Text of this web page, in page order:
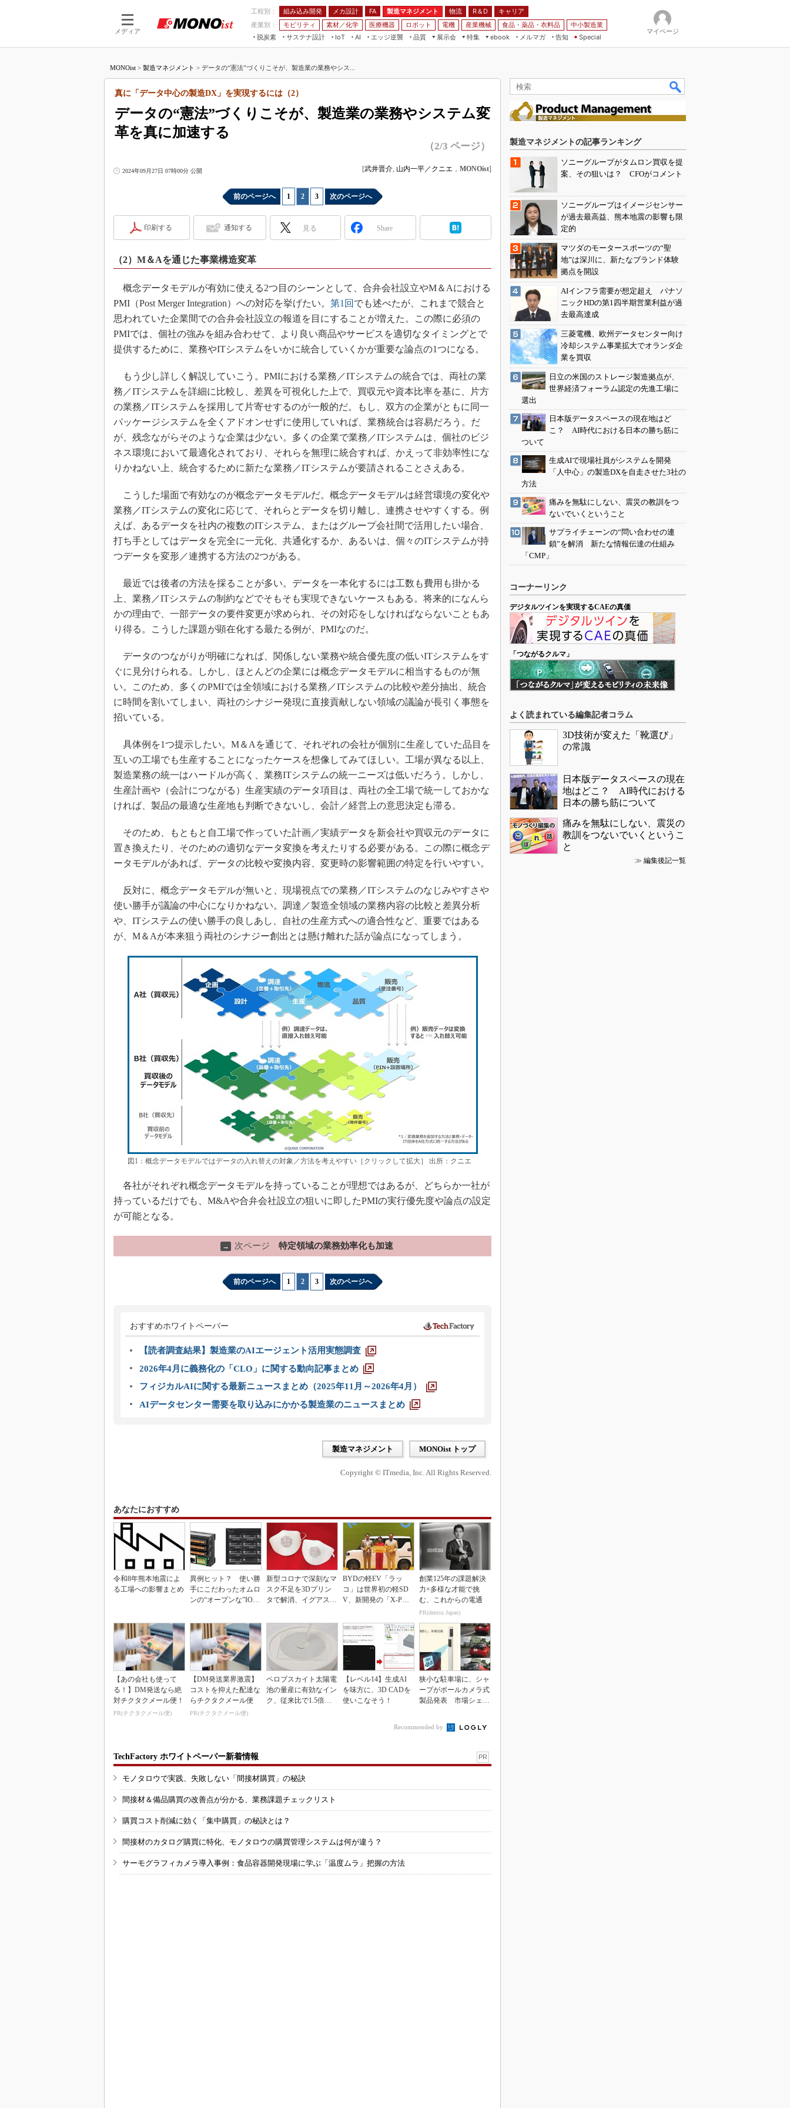
メディア
工程別： 組み込み開発 メカ設計 FA 製造マネジメント 物流 R＆D
キャリア
産業別：
モビリティ 素材／化学 医療機器 ロボット 電機 産業機械 食品・薬品・衣料品
中小製造業
脱炭素
サステナ設計
IoT
つながる工場
つながるサービス
AI
AI×設備保全
Physical AI
エッジ逆襲 品質
展示会
JIMTOF
IIFES
TECHNO-FRONTIER
スマート工場EXPO
日本ものづくりワールド
特集
つながるクルマ
VR／AR
Windows Embedded
ISO26262
3Dプリンタ
デジタルツインとCAE
S＆OP
インダストリー4.0
イノベーション
メイドインジャパン
植物工場
知財マネジメント
海外生産
グローバル設計・開発
制御セキュリティ
ebook
FA
メルマガ
告知 Special
マイページ
MONOist > 製造マネジメント > データの“憲法”づくりこそが、製造業の業務やシス...
データの“憲法”づくりこそが、製造業の業務やシステム変
革を真に加速する
真に「データ中心の製造DX」を実現するには（2）
（2/3 ページ）
2024年09月27日 07時00分 公開 [武井晋介, 山内一平／クニエ ， MONOist]
前のページへ 1 2 3 次のページへ
印刷する 通知する 見る Share
（2）M＆Aを通じた事業構造変革
概念データモデルが有効に使える2つ目のシーンとして、合弁会社設立やM＆Aにおける
PMI（Post Merger Integration）への対応を挙げたい。 第1回 でも述べたが、これまで競合と
思われていた企業間での合弁会社設立の報道を目にすることが増えた。この際に必須の
PMIでは、個社の強みを組み合わせて、より良い商品やサービスを適切なタイミングとで
提供するために、業務やITシステムをいかに統合していくかが重要な論点の1つになる。
もう少し詳しく解説していこう。PMIにおける業務／ITシステムの統合では、両社の業
務／ITシステムを詳細に比較し、差異を可視化した上で、買収元や資本比率を基に、片方
の業務／ITシステムを採用して片寄せするのが一般的だ。もし、双方の企業がともに同一
パッケージシステムを全くアドオンせずに使用していれば、業務統合は容易だろう。だ
が、残念ながらそのような企業は少ない。多くの企業で業務／ITシステムは、個社のビジ
ネス環境において最適化されており、それらを無理に統合すれば、かえって非効率性にな
りかねない上、統合するために新たな業務／ITシステムが要請されることさえある。
こうした場面で有効なのが概念データモデルだ。概念データモデルは経営環境の変化や
業務／ITシステムの変化に応じて、それらとデータを切り離し、連携させやすくする。例
えば、あるデータを社内の複数のITシステム、またはグループ会社間で活用したい場合、
打ち手としてはデータを完全に一元化、共通化するか、あるいは、個々のITシステムが持
つデータを変形／連携する方法の2つがある。
最近では後者の方法を採ることが多い。データを一本化するには工数も費用も掛かる
上、業務／ITシステムの制約などでそもそも実現できないケースもある。将来的になんら
かの理由で、一部データの要件変更が求められ、その対応をしなければならないこともあ
り得る。こうした課題が顕在化する最たる例が、PMIなのだ。
データのつながりが明確になれば、関係しない業務や統合優先度の低いITシステムをす
ぐに見分けられる。しかし、ほとんどの企業には概念データモデルに相当するものが無
い。このため、多くのPMIでは全領域における業務／ITシステムの比較や差分抽出、統合
に時間を割いてしまい、両社のシナジー発現に直接貢献しない領域の議論が長引く事態を
招いている。
具体例を1つ提示したい。M＆Aを通じて、それぞれの会社が個別に生産していた品目を
互いの工場でも生産することになったケースを想像してみてほしい。工場が異なる以上、
製造業務の統一はハードルが高く、業務ITシステムの統一ニーズは低いだろう。しかし、
生産計画や（会計につながる）生産実績のデータ項目は、両社の全工場で統一しておかな
ければ、製品の最適な生産地も判断できないし、会計／経営上の意思決定も滞る。
そのため、もともと自工場で作っていた計画／実績データを新会社や買収元のデータに
置き換えたり、そのための適切なデータ変換を考えたりする必要がある。この際に概念デ
ータモデルがあれば、データの比較や変換内容、変更時の影響範囲の特定を行いやすい。
反対に、概念データモデルが無いと、現場視点での業務／ITシステムのなじみやすさや
使い勝手が議論の中心になりかねない。調達／製造全領域の業務内容の比較と差異分析
や、ITシステムの使い勝手の良しあし、自社の生産方式への適合性など、重要ではある
が、M＆Aが本来狙う両社のシナジー創出とは懸け離れた話が論点になってしまう。
図1：概念データモデルではデータの入れ替えの対象／方法を考えやすい［クリックして拡大］ 出所：クニエ
各社がそれぞれ概念データモデルを持っていることが理想ではあるが、どちらか一社が
持っているだけでも、M&Aや合弁会社設立の狙いに即したPMIの実行優先度や論点の設定
が可能となる。
→ 次ページ 特定領域の業務効率化も加速
前のページへ 1 2 3 次のページへ
おすすめホワイトペーパー
【読者調査結果】製造業のAIエージェント活用実態調査
2026年4月に義務化の「CLO」に関する動向記事まとめ
フィジカルAIに関する最新ニュースまとめ（2025年11月～2026年4月）
AIデータセンター需要を取り込みにかかる製造業のニュースまとめ
製造マネジメント MONOist トップ
Copyright © ITmedia, Inc. All Rights Reserved.
あなたにおすすめ
令和8年熊本地震によ
る工場への影響まとめ
異例ヒット？ 使い勝
手にこだわったオムロ
ンの“オープンな”IO-L
新型コロナで深刻なマ
スク不足を3Dプリン
タで解消、イグアスが
BYDの軽EV「ラッ
コ」は世界初の軽SD
V、新開発の「X-PAC
創業125年の課題解決
力×多様な才能で挑
む、これからの電通
PR(dentsu Japan)
【あの会社も使って
る！】DM発送なら絶
対チクタクメール便！
PR(チクタクメール便)
【DM発送業界激震】
コストを抑えた配達な
らチクタクメール便
PR(チクタクメール便)
ペロブスカイト太陽電
池の量産に有効なイン
ク、従来比で1.5倍の
【レベル14】生成AI
を味方に、3D CADを
使いこなそう！
狭小な駐車場に、シャ
ープがポールカメラ式
製品発表 市場シェア
Recommended by
TechFactory ホワイトペーパー新着情報 PR
モノタロウで実践、失敗しない「間接材購買」の秘訣
間接材＆備品購買の改善点が分かる、業務課題チェックリスト
購買コスト削減に効く「集中購買」の秘訣とは？
間接材のカタログ購買に特化、モノタロウの購買管理システムは何が違う？
サーモグラフィカメラ導入事例：食品容器開発現場に学ぶ「温度ムラ」把握の方法
製造マネジメントの記事ランキング
ソニーグループがタムロン買収を提
案、その狙いは？ CFOがコメント
ソニーグループはイメージセンサー
が過去最高益、熊本地震の影響も限
定的
マツダのモータースポーツの“聖
地”は深川に、新たなブランド体験
拠点を開設
AIインフラ需要が想定超え パナソ
ニックHDの第1四半期営業利益が過
去最高達成
三菱電機、欧州データセンター向け
冷却システム事業拡大でオランダ企
業を買収
日立の米国のストレージ製造拠点が、
世界経済フォーラム認定の先進工場に
選出
日本版データスペースの現在地はど
こ？ AI時代における日本の勝ち筋に
ついて
生成AIで現場社員がシステムを開発
「人中心」の製造DXを自走させた3社の
方法
痛みを無駄にしない、震災の教訓をつ
ないでいくということ
サプライチェーンの“問い合わせの連
鎖”を解消 新たな情報伝達の仕組み
「CMP」
コーナーリンク
デジタルツインを実現するCAEの真価
「つながるクルマ」
よく読まれている編集記者コラム
3D技術が変えた「靴選び」
の常識
日本版データスペースの現在
地はどこ？ AI時代における
日本の勝ち筋について
痛みを無駄にしない、震災の
教訓をつないでいくというこ
と
≫ 編集後記一覧